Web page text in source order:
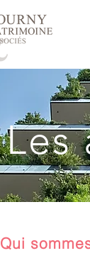
Les
Qui